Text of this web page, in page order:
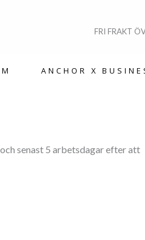
FRI FRAKT
ANCHOR X
senast 5 arbetsdagar efter att